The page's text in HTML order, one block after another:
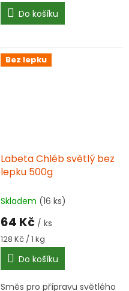
Do košíku
Bez lepku
Labeta Chléb světlý bez
lepku 500g
Skladem (16 ks)
64 Kč / ks
Měrná
cena:
128 Kč / 1 kg
Do košíku
Směs pro přípravu světlého